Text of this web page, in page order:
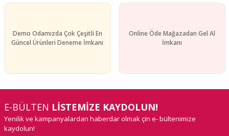
Demo Odamızda Çok Çeşitli En
Güncel Ürünleri Deneme İmkanı
Online Öde Mağazadan Gel Al
İmkanı
E-BÜLTEN LİSTEMİZE KAYDOLUN!
Yenilik ve kampanyalardan haberdar olmak çin e- bültenimize
kaydolun!